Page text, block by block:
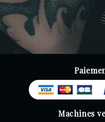
Machines